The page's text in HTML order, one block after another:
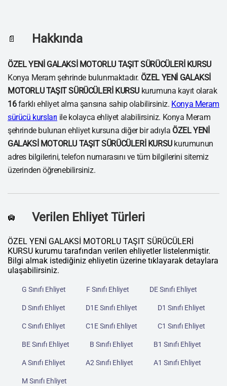
📄 Hakkında
ÖZEL YENİ GALAKSİ MOTORLU TAŞIT SÜRÜCÜLERİ KURSU
Konya Meram şehrinde bulunmaktadır. ÖZEL YENİ GALAKSİ
MOTORLU TAŞIT SÜRÜCÜLERİ KURSU kurumuna kayıt olarak
16farklı ehliyet alma şansına sahip olabilirsiniz. Konya Meram
sürücü kursları ile kolayca ehliyet alabilirsiniz. Konya Meram
şehrinde bulunan ehliyet kursuna diğer bir adıyla ÖZEL YENİ
GALAKSİ MOTORLU TAŞIT SÜRÜCÜLERİ KURSUkurumunun
adres bilgilerini, telefon numarasını ve tüm bilgilerini sitemiz
üzerinden öğrenebilirsiniz.
🛄 Verilen Ehliyet Türleri
ÖZEL YENİ GALAKSİ MOTORLU TAŞIT SÜRÜCÜLERİ
KURSU kurumu tarafından verilen ehliyetler listelenmiştir.
Bilgi almak istediğiniz ehliyetin üzerine tıklayarak detaylara
ulaşabilirsiniz.
G Sınıfı Ehliyet F Sınıfı Ehliyet DE Sınıfı Ehliyet
D Sınıfı Ehliyet D1E Sınıfı Ehliyet D1 Sınıfı Ehliyet
C Sınıfı Ehliyet C1E Sınıfı Ehliyet C1 Sınıfı Ehliyet
BE Sınıfı Ehliyet B Sınıfı Ehliyet B1 Sınıfı Ehliyet
A Sınıfı Ehliyet A2 Sınıfı Ehliyet A1 Sınıfı Ehliyet
M Sınıfı Ehliyet